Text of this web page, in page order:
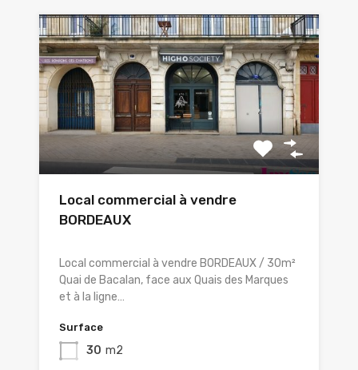
Local commercial à vendre
BORDEAUX
Local commercial à vendre BORDEAUX / 30m²
Quai de Bacalan, face aux Quais des Marques
et à la ligne…
Surface
30 m2